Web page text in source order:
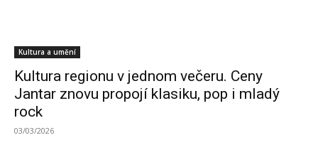
Kultura a umění
Kultura regionu v jednom večeru. Ceny
Jantar znovu propojí klasiku, pop i mladý
rock
03/03/2026